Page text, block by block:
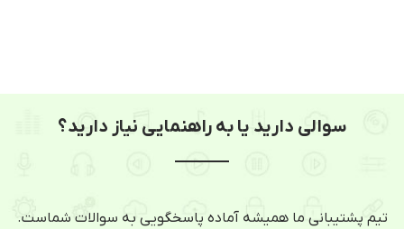
سوالی دارید یا به راهنمایی نیاز دارید؟
تیم پشتیبانی ما همیشه آماده پاسخگویی به سوالات شماست.